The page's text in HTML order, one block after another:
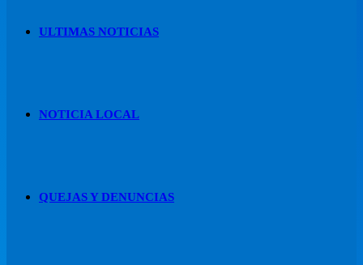
ULTIMAS NOTICIAS
NOTICIA LOCAL
QUEJAS Y DENUNCIAS